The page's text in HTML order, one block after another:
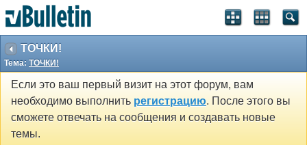
ТОЧКИ!
Тема: ТОЧКИ!
Если это ваш первый визит на этот форум, вам
необходимо выполнить регистрацию. После этого вы
сможете отвечать на сообщения и создавать новые
темы.